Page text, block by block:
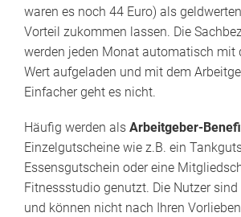
waren es noch 44 Euro) als geldwerten
Vorteil zukommen lassen. Die
werden jeden Monat automatisch mit
Wert aufgeladen und mit dem
Einfacher geht es nicht.
Häufig werden als Arbeitgeber-
Einzelgutscheine wie z.B. ein
Essensgutschein oder eine
Fitnessstudio genutzt. Die Nutzer
und können nicht nach Ihren